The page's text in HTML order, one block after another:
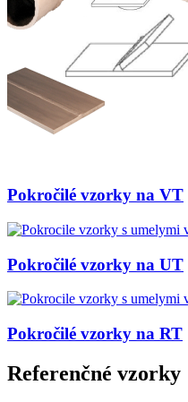
Pokročilé vzorky na VT
Pokročilé vzorky na UT
Pokročilé vzorky na RT
Referenčné vzorky